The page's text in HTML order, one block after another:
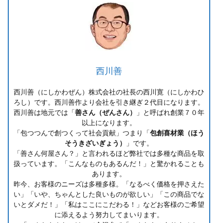
西川善
西川善（にしかわぜん）株式会社の社長の西川寛（にしかわひ
ろし）です。西川善作より会社を引き継ぎ２代目になります。
西川善は地元では「善さん（ぜんさん）
」と呼ばれ創業７０年
以上になります。
「包つつんで創つくって社会貢献」つまり「包創喜材業（ほう
そうきざいぎょう）
」です。
「善さん何屋さん？」と言われるほど弊社では多種な商品を取
扱っています。「こんなものもあるんだ！」と驚かれることも
あります。
昨今、お客様のニーズは多種多様。「なるべく価格を押さえた
い」「いや、ちゃんとした良いものが欲しい」「この商品でな
いとダメだ！」「私はここにこだわる！」などお客様のご希望
に添えるよう努力してまいります。